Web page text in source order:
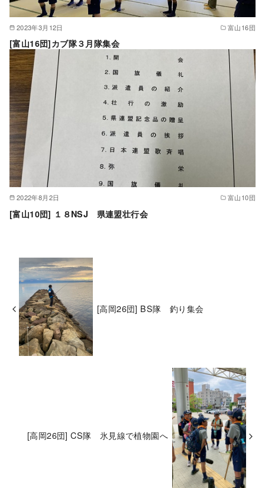
2023年3月12日 富山16団
[富山16団]カブ隊３月隊集会
2022年8月2日 富山10団
[富山10団] １８NSJ 県連盟壮行会
[高岡26団] BS隊 釣り集会
[高岡26団] CS隊 氷見線で植物園へ